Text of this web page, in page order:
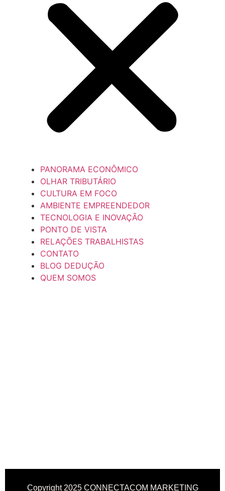
PANORAMA ECONÔMICO
OLHAR TRIBUTÁRIO
CULTURA EM FOCO
AMBIENTE EMPREENDEDOR
TECNOLOGIA E INOVAÇÃO
PONTO DE VISTA
RELAÇÕES TRABALHISTAS
CONTATO
BLOG DEDUÇÃO
QUEM SOMOS
Copyright 2025 CONNECTACOM MARKETING